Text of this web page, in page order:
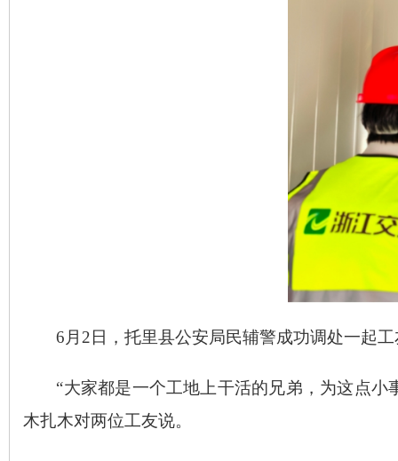
6月2日，托里县公安局民辅警成功调处一起
“大家都是一个工地上干活的兄弟，为这点
木扎木对两位工友说。